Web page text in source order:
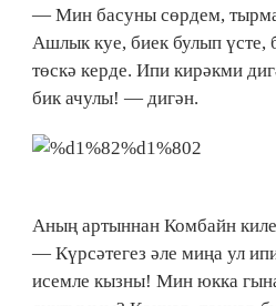
— Мин басуны сөрдем,
Ашлык куе, биек булып үсте,
төскә керде. Ипи кирәкми
бик ачулы! — дигән.
Аның артыннан Комбайн
— Күрсәтегез әле миңа ул
исемле кызны! Мин юкка